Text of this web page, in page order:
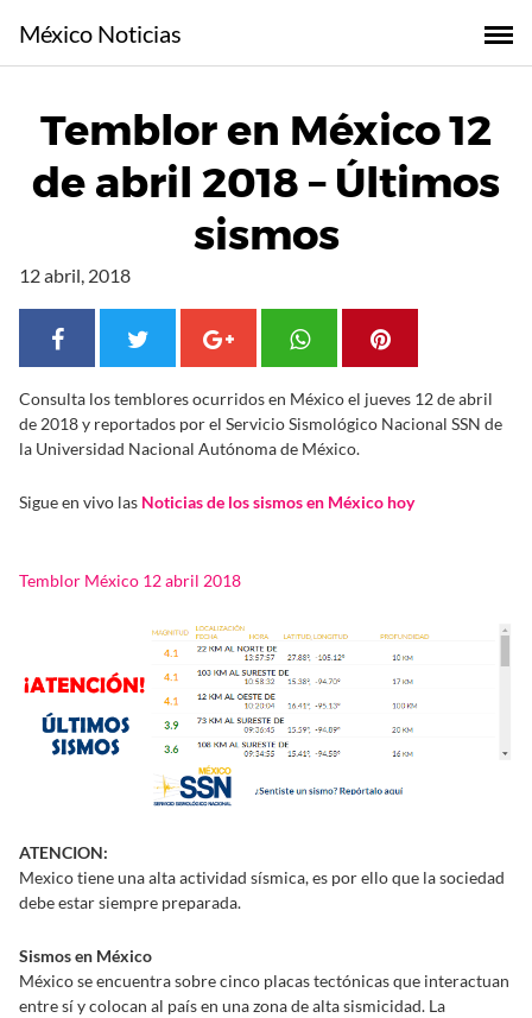
l
México Noticias
Temblor en México 12
de abril 2018 – Últimos
sismos
12 abril, 2018
Consulta los temblores ocurridos en México el jueves 12 de abril
de 2018 y reportados por el Servicio Sismológico Nacional SSN de
la Universidad Nacional Autónoma de México.
Sigue en vivo las Noticias de los sismos en México hoy
Temblor México 12 abril 2018
ATENCION:
Mexico tiene una alta actividad sísmica, es por ello que la sociedad
debe estar siempre preparada.
Sismos en México
México se encuentra sobre cinco placas tectónicas que interactuan
entre sí y colocan al país en una zona de alta sismicidad. La